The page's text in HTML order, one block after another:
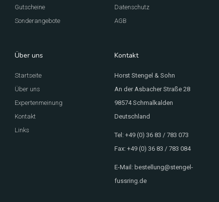
Gutscheine
Sonderangebote
Datenschutz
AGB
Über uns
Startseite
Über uns
Expertenmeinung
Kontakt
Links
Kontakt
Horst Stengel & Sohn
An der Asbacher Straße 28
98574 Schmalkalden
Deutschland
Tel: +49 (0) 36 83 / 783 073
Fax: +49 (0) 36 83 / 783 084
E-Mail: bestellung@stengel-
fussring.de